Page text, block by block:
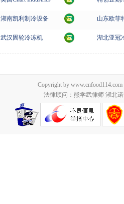
湖南凯利制冷设备 山东欧菲
武汉固轮冷冻机 湖北亚冠
Copyright by
法律顾问：熊学武律师 湖北